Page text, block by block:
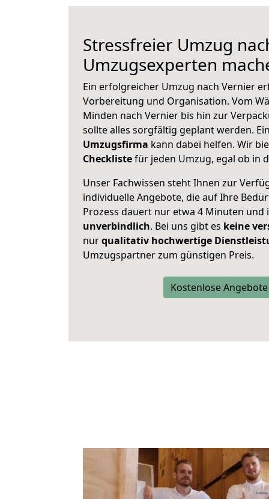
Stressfreier Umzug
Umzugsexperten
Ein erfolgreicher Umzug nach Vernier
Vorbereitung und Organisation. Vom
Minden nach Vernier bis hin zur
sollte alles sorgfältig geplant werden.
Umzugsfirma kann dabei helfen. Wir
Checklistefür jeden Umzug, egal ob in
Unser Fachwissen steht Ihnen zur
individuelle Angebote, die auf Ihre
Prozess dauert nur etwa 4 Minuten und
unverbindlich. Bei uns gibt es keine
nurqualitativ hochwertige
Umzugspartner zum günstigen Preis.
Kostenlose